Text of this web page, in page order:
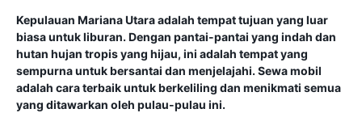
Kepulauan Mariana Utara adalah tempat tujuan yang luar
biasa untuk liburan. Dengan pantai-pantai yang indah dan
hutan hujan tropis yang hijau, ini adalah tempat yang
sempurna untuk bersantai dan menjelajahi. Sewa mobil
adalah cara terbaik untuk berkeliling dan menikmati semua
yang ditawarkan oleh pulau-pulau ini.